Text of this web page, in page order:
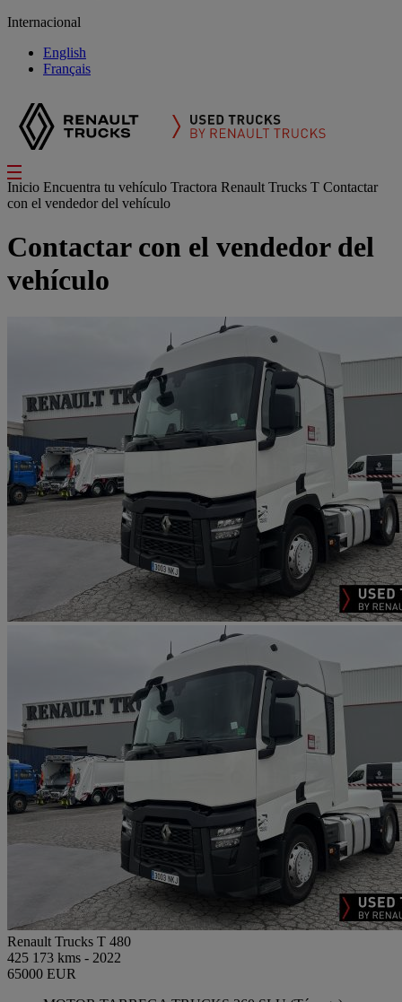
Internacional
English
Français
Inicio Encuentra tu vehículo Tractora Renault Trucks T Contactar
con el vendedor del vehículo
Contactar con el vendedor del
vehículo
Renault Trucks T 480
425 173 kms - 2022
65000 EUR